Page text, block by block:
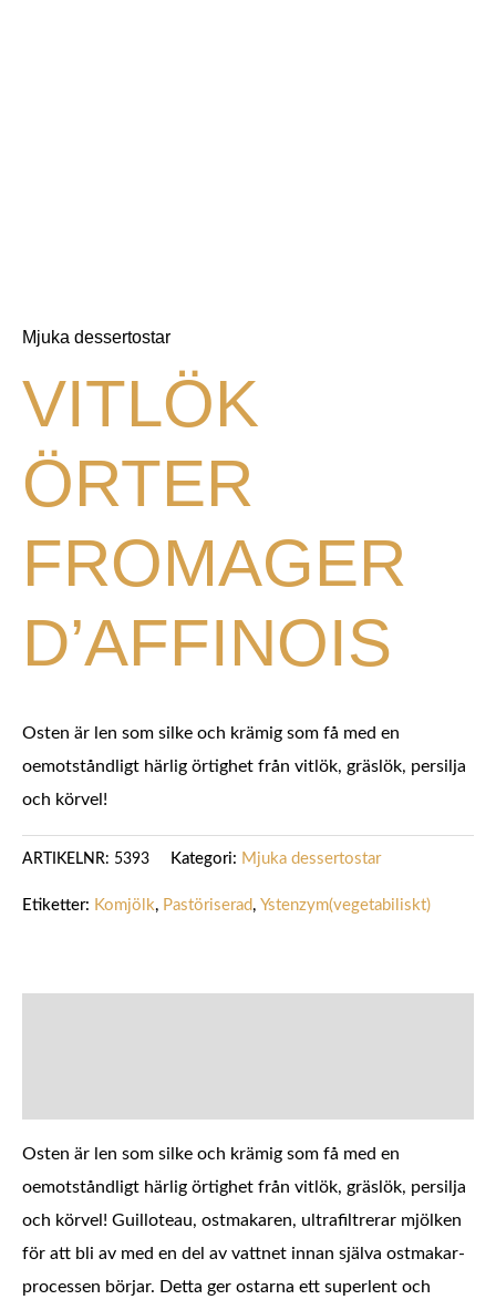
Mjuka dessertostar
VITLÖK
ÖRTER
FROMAGER
D’AFFINOIS
Osten är len som silke och krämig som få med en
oemotståndligt härlig örtighet från vitlök, gräslök, persilja
och körvel!
ARTIKELNR: 5393 Kategori: Mjuka dessertostar
Etiketter: Komjölk, Pastöriserad, Ystenzym(vegetabiliskt)
Osten är len som silke och krämig som få med en
oemotståndligt härlig örtighet från vitlök, gräslök, persilja
och körvel! Guilloteau, ostmakaren, ultrafiltrerar mjölken
för att bli av med en del av vattnet innan själva ostmakar-
processen börjar. Detta ger ostarna ett superlent och